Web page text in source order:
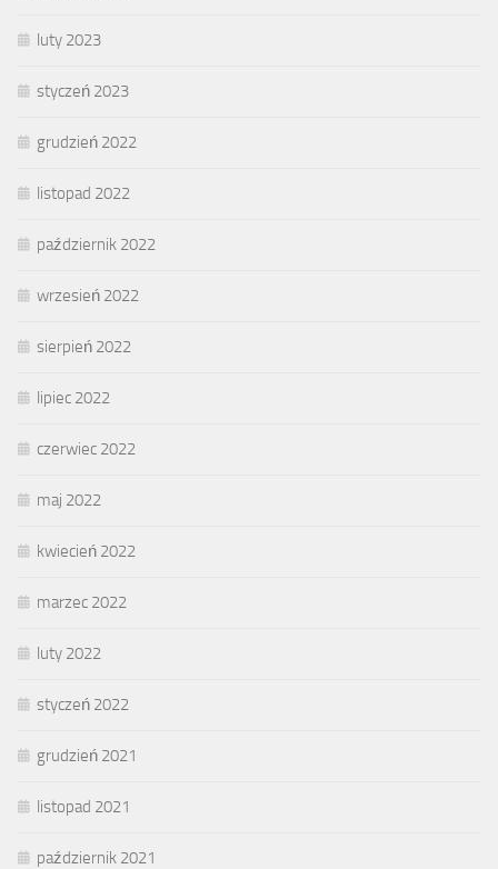
luty 2023
styczeń 2023
grudzień 2022
listopad 2022
październik 2022
wrzesień 2022
sierpień 2022
lipiec 2022
czerwiec 2022
maj 2022
kwiecień 2022
marzec 2022
luty 2022
styczeń 2022
grudzień 2021
listopad 2021
październik 2021